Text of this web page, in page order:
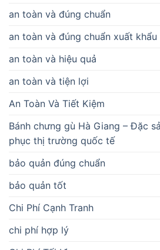
an toàn và đúng chuẩn
an toàn và đúng chuẩn xuất khẩu
an toàn và hiệu quả
an toàn và tiện lợi
An Toàn Và Tiết Kiệm
Bánh chưng gù Hà Giang – Đặc
phục thị trường quốc tế
bảo quản đúng chuẩn
bảo quản tốt
Chi Phí Cạnh Tranh
chi phí hợp lý